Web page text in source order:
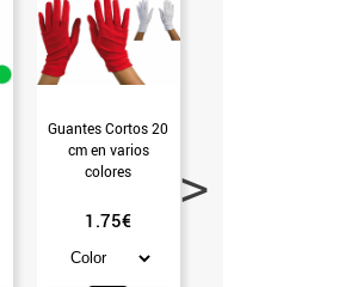
Guantes Cortos 20
cm en varios
colores
1.75€